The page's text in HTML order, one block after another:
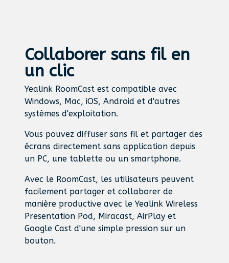
Collaborer sans fil en
un clic
Yealink RoomCast est compatible avec
Windows, Mac, iOS, Android et d'autres
systèmes d'exploitation.
Vous pouvez diffuser sans fil et partager des
écrans directement sans application depuis
un PC, une tablette ou un smartphone.
Avec le RoomCast, les utilisateurs peuvent
facilement partager et collaborer de
manière productive avec le Yealink Wireless
Presentation Pod, Miracast, AirPlay et
Google Cast d'une simple pression sur un
bouton.